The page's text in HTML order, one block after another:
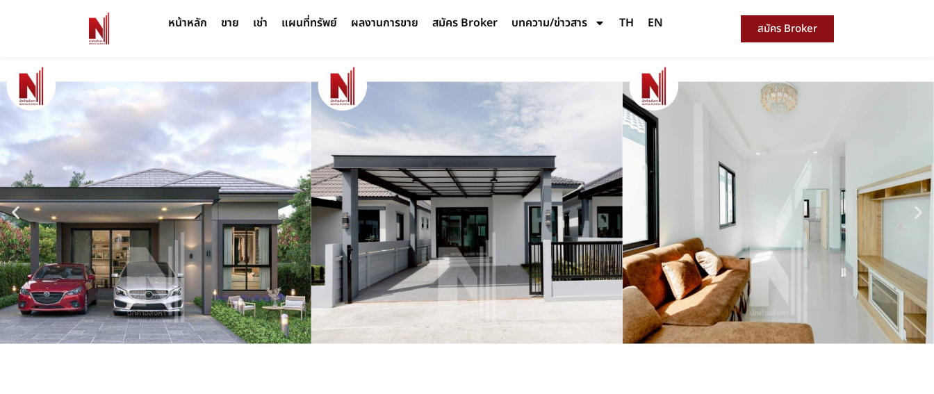
หน้าหลัก ขาย เช่า แผนที่ทรัพย์ ผลงานการขาย สมัคร Broker บทความ/ข่าวสาร TH EN สมัคร Broker